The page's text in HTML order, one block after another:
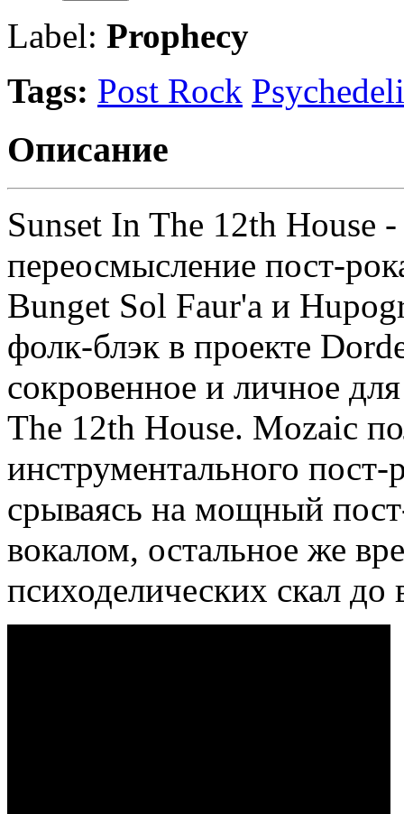
Label: Prophecy
Tags: Post Rock
Описание
Sunset In The 12th House
переосмысление пост-
Bunget Sol Faur'а и
фолк-блэк в проекте
сокровенное и личное
The 12th House. Mozaic
инструментального пост-
срываясь на мощный пост
вокалом, остальное же
психоделических скал до